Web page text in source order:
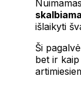
išlaikyti
Ši
bet ir